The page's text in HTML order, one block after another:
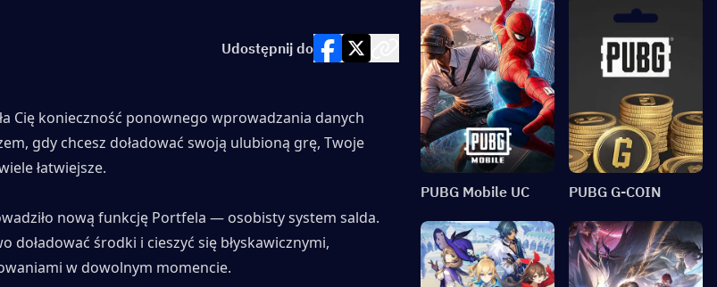
Udostępnij do
Cię konieczność ponownego wprowadzania danych
gdy chcesz doładować swoją ulubioną grę, Twoje
łatwiejsze.
nową funkcję Portfela — osobisty system salda.
doładować środki i cieszyć się błyskawicznymi,
w dowolnym momencie.
PUBG Mobile UC PUBG G-COIN